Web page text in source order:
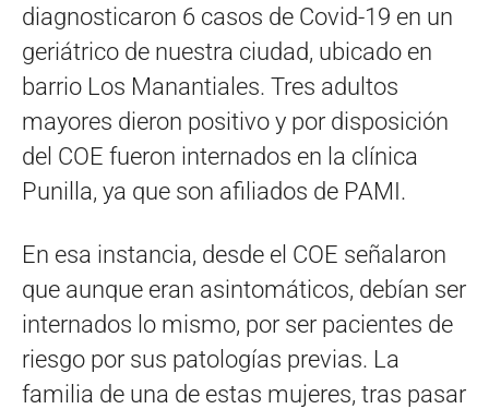
diagnosticaron 6 casos de Covid-19 en un
geriátrico de nuestra ciudad, ubicado en
barrio Los Manantiales. Tres adultos
mayores dieron positivo y por disposición
del COE fueron internados en la clínica
Punilla, ya que son afiliados de PAMI.
En esa instancia, desde el COE señalaron
que aunque eran asintomáticos, debían ser
internados lo mismo, por ser pacientes de
riesgo por sus patologías previas. La
familia de una de estas mujeres, tras pasar